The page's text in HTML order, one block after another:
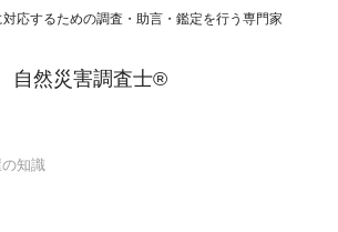
応するための調査・助言・鑑定を行う専門家
自然災害調査士®
知識